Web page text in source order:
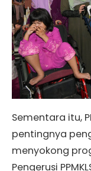
Sementara itu,
pentingnya
menyokong
Pengerusi